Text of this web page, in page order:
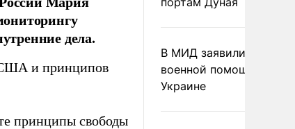
дела.
США и принципов
принципы свободы
В МИД заявили о
военной помощи
Украине